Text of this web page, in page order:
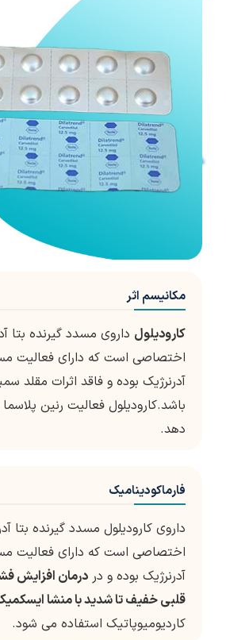
مکانیسم اثر
کارودیلول داروی مسدد گیرنده بتا
اختصاصی است که دارای فعالیت
آدرنرژیک بوده و فاقد اثرات مقلد
باشد.کارودیلول فعالیت رنین
دهد.
فارماکودینامیک
داروی کارودیلول مسدد گیرنده بتا
اختصاصی است که دارای فعالیت
آدرنرژیک بوده و در درمان افزایش
قلبی خفیف تا شدید با منشا
کاردیومیوپاتیک استفاده می شود.